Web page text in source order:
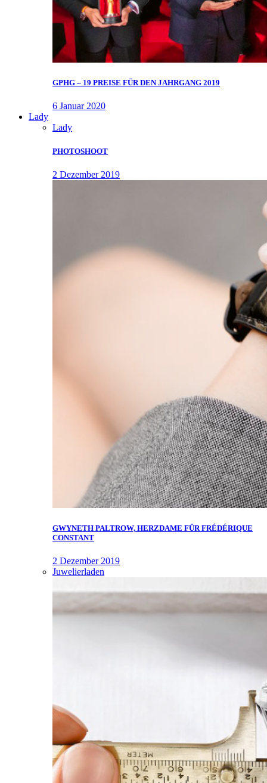
GPHG – 19 PREISE FÜR DEN JAHRGANG 2019
6 Januar 2020
Lady
Lady
PHOTOSHOOT
2 Dezember 2019
GWYNETH PALTROW, HERZDAME FÜR FRÉDÉRIQUE
CONSTANT
2 Dezember 2019
Juwelierladen